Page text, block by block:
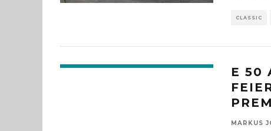
CLASSIC
E 50
MARKUS